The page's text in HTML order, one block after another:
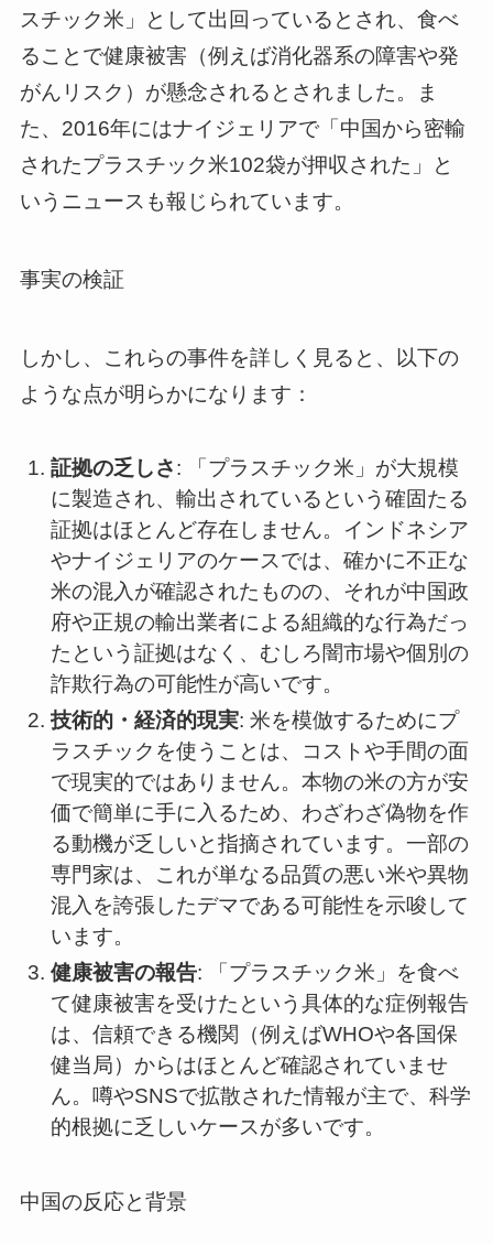
スチック米」として出回っているとされ、食べ
ることで健康被害（例えば消化器系の障害や発
がんリスク）が懸念されるとされました。ま
た、2016年にはナイジェリアで「中国から密輸
されたプラスチック米102袋が押収された」と
いうニュースも報じられています。
事実の検証
しかし、これらの事件を詳しく見ると、以下の
ような点が明らかになります：
証拠の乏しさ: 「プラスチック米」が大規模
に製造され、輸出されているという確固たる
証拠はほとんど存在しません。インドネシア
やナイジェリアのケースでは、確かに不正な
米の混入が確認されたものの、それが中国政
府や正規の輸出業者による組織的な行為だっ
たという証拠はなく、むしろ闇市場や個別の
詐欺行為の可能性が高いです。
技術的・経済的現実: 米を模倣するためにプ
ラスチックを使うことは、コストや手間の面
で現実的ではありません。本物の米の方が安
価で簡単に手に入るため、わざわざ偽物を作
る動機が乏しいと指摘されています。一部の
専門家は、これが単なる品質の悪い米や異物
混入を誇張したデマである可能性を示唆して
います。
健康被害の報告: 「プラスチック米」を食べ
て健康被害を受けたという具体的な症例報告
は、信頼できる機関（例えばWHOや各国保
健当局）からはほとんど確認されていませ
ん。噂やSNSで拡散された情報が主で、科学
的根拠に乏しいケースが多いです。
中国の反応と背景